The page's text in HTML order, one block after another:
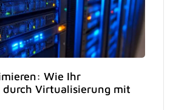
Wie Ihr
durch Virtualisierung mit